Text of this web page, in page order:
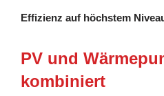
Effizienz auf höchstem
PV und
kombiniert